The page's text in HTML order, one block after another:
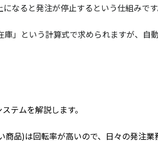
なると発注が停止するという仕組みです
」という計算式で求められますが、自
テムを解説します。
品)は回転率が高いので、日々の発注業